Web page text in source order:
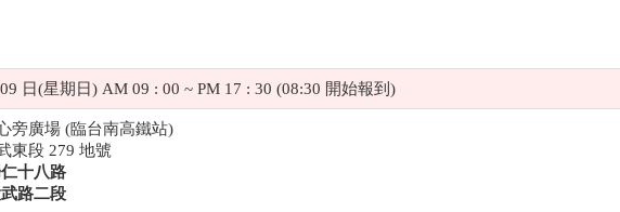
09 日(星期日) AM 09 : 00 ~ PM 17 : 30 (08:30 開始報到 )
旁廣場 (臨台南高鐵站)
東段 279 地號
十八路
路二段